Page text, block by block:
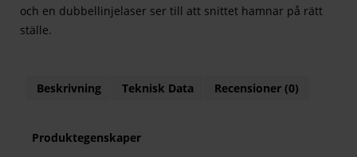
och en dubbellinjelaser ser till att snittet hamnar på rätt
ställe.
Beskrivning Teknisk Data Recensioner (0)
Produktegenskaper